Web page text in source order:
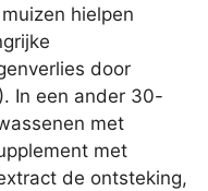
hielpen
door
). In een ander 30-
met
met
de ontsteking,